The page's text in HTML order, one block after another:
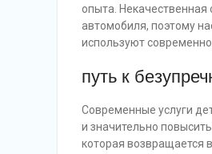
опыта.
автомобиля, поэтому
используют
путь к
Современные услуги
и значительно
которая возвращается